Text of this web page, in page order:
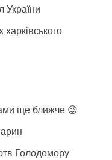
ще ближче 😉
Голодомору